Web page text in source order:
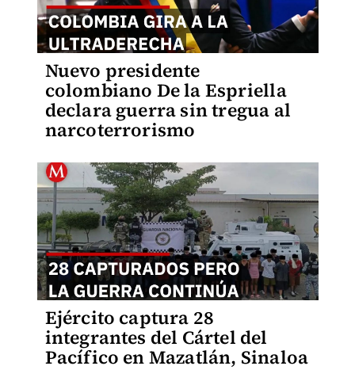
Nuevo presidente
colombiano De la Espriella
declara guerra sin tregua al
narcoterrorismo
Ejército captura 28
integrantes del Cártel del
Pacífico en Mazatlán, Sinaloa